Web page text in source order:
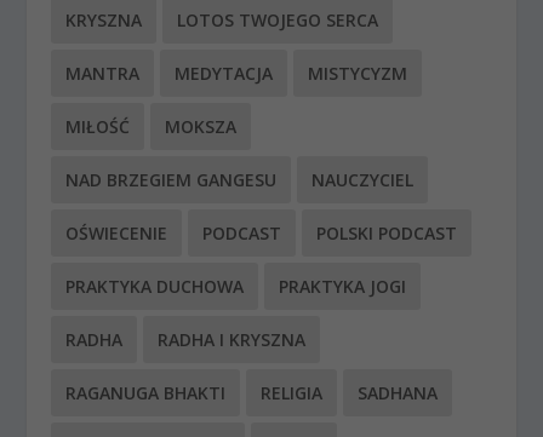
KRYSZNA LOTOS TWOJEGO SERCA
MANTRA MEDYTACJA MISTYCYZM
MIŁOŚĆ MOKSZA
NAD BRZEGIEM GANGESU NAUCZYCIEL
OŚWIECENIE PODCAST POLSKI PODCAST
PRAKTYKA DUCHOWA PRAKTYKA JOGI
RADHA RADHA I KRYSZNA
RAGANUGA BHAKTI RELIGIA SADHANA